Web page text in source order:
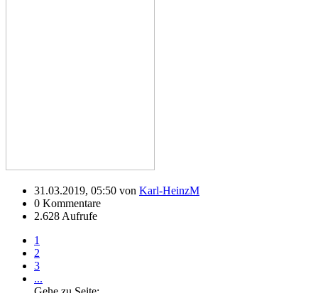
31.03.2019, 05:50 von Karl-HeinzM
0 Kommentare
2.628 Aufrufe
1
2
3
...